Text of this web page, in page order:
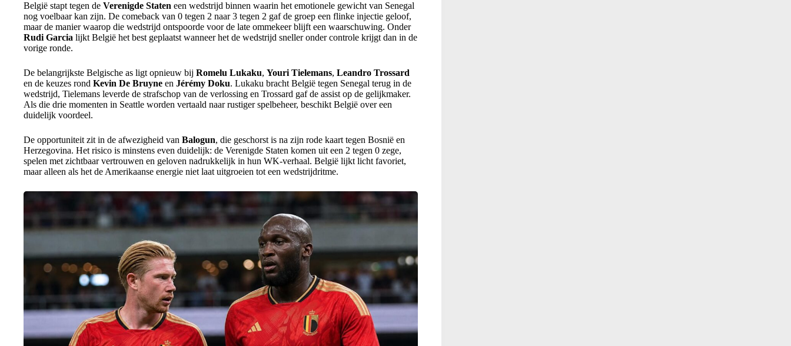
België stapt tegen de Verenigde Staten een wedstrijd binnen waarin het emotionele gewicht van Senegal
nog voelbaar kan zijn. De comeback van 0 tegen 2 naar 3 tegen 2 gaf de groep een flinke injectie geloof,
maar de manier waarop die wedstrijd ontspoorde voor de late ommekeer blijft een waarschuwing. Onder
Rudi Garcia lijkt België het best geplaatst wanneer het de wedstrijd sneller onder controle krijgt dan in de
vorige ronde.
De belangrijkste Belgische as ligt opnieuw bij Romelu Lukaku, Youri Tielemans, Leandro Trossard
en de keuzes rond Kevin De Bruyne en Jérémy Doku. Lukaku bracht België tegen Senegal terug in de
wedstrijd, Tielemans leverde de strafschop van de verlossing en Trossard gaf de assist op de gelijkmaker.
Als die drie momenten in Seattle worden vertaald naar rustiger spelbeheer, beschikt België over een
duidelijk voordeel.
De opportuniteit zit in de afwezigheid van Balogun, die geschorst is na zijn rode kaart tegen Bosnië en
Herzegovina. Het risico is minstens even duidelijk: de Verenigde Staten komen uit een 2 tegen 0 zege,
spelen met zichtbaar vertrouwen en geloven nadrukkelijk in hun WK-verhaal. België lijkt licht favoriet,
maar alleen als het de Amerikaanse energie niet laat uitgroeien tot een wedstrijdritme.